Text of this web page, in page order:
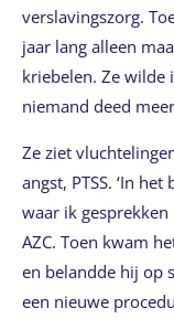
verslavingszorg.
jaar lang alleen
kriebelen. Ze wilde
niemand deed
Ze ziet
angst, PTSS. ‘In
waar ik
AZC. Toen kwam
en belandde hij op
een nieuwe